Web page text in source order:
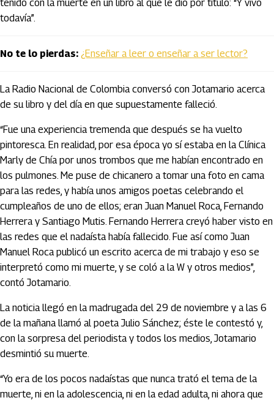
tenido con la muerte en un libro al que le dio por título: “Y vivo
todavía”.
No te lo pierdas: ¿Enseñar a leer o enseñar a ser lector?
La Radio Nacional de Colombia conversó con Jotamario acerca
de su libro y del día en que supuestamente falleció.
“Fue una experiencia tremenda que después se ha vuelto
pintoresca. En realidad, por esa época yo sí estaba en la Clínica
Marly de Chía por unos trombos que me habían encontrado en
los pulmones. Me puse de chicanero a tomar una foto en cama
para las redes, y había unos amigos poetas celebrando el
cumpleaños de uno de ellos; eran Juan Manuel Roca, Fernando
Herrera y Santiago Mutis. Fernando Herrera creyó haber visto en
las redes que el nadaísta había fallecido. Fue así como Juan
Manuel Roca publicó un escrito acerca de mi trabajo y eso se
interpretó como mi muerte, y se coló a la W y otros medios”,
contó Jotamario.
La noticia llegó en la madrugada del 29 de noviembre y a las 6
de la mañana llamó al poeta Julio Sánchez; éste le contestó y,
con la sorpresa del periodista y todos los medios, Jotamario
desmintió su muerte.
“Yo era de los pocos nadaístas que nunca trató el tema de la
muerte, ni en la adolescencia, ni en la edad adulta, ni ahora que